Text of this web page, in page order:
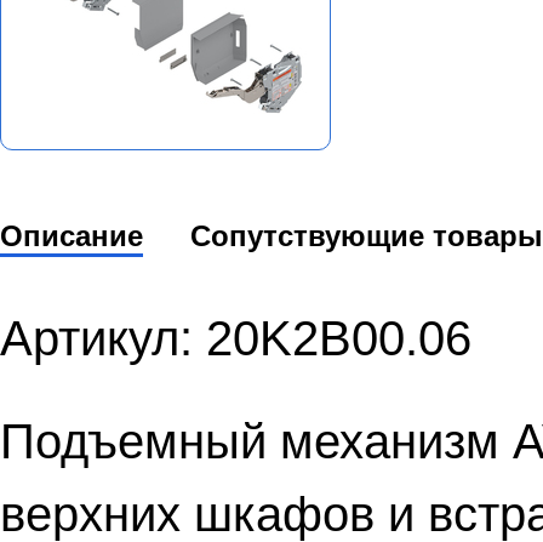
Описание Сопутствующие товары
Артикул: 20K2B00.06
Подъемный механизм
верхних шкафов и